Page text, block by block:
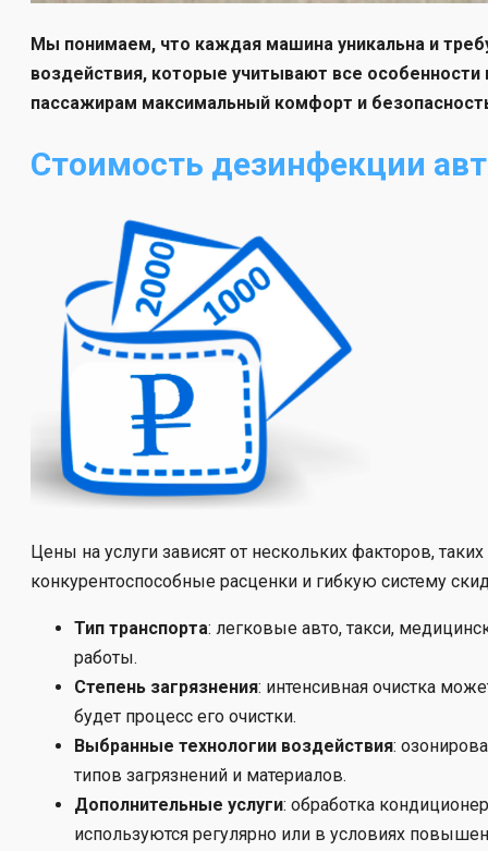
Мы понимаем, что каждая машина уникальна и
воздействия, которые учитывают все
пассажирам максимальный комфорт и
Стоимость дезинфекции
Цены на услуги зависят от нескольких факторов,
конкурентоспособные расценки и гибкую систему
Тип транспорта: легковые авто, такси,
работы.
Степень загрязнения: интенсивная очистка
будет процесс его очистки.
Выбранные технологии воздействия:
типов загрязнений и материалов.
Дополнительные услуги: обработка
используются регулярно или в условиях